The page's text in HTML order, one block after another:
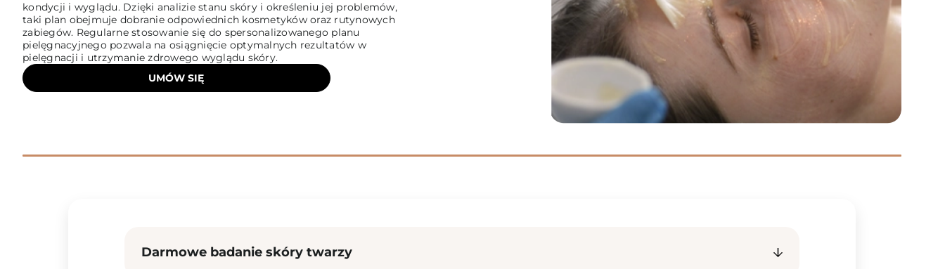
kondycji i wyglądu. Dzięki analizie stanu skóry i określeniu jej problemów,
taki plan obejmuje dobranie odpowiednich kosmetyków oraz rutynowych
zabiegów. Regularne stosowanie się do spersonalizowanego planu
pielęgnacyjnego pozwala na osiągnięcie optymalnych rezultatów w
pielęgnacji i utrzymanie zdrowego wyglądu skóry.
UMÓW SIĘ
Darmowe badanie skóry twarzy